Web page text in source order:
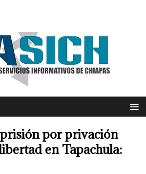
por privación
en Tapachula: